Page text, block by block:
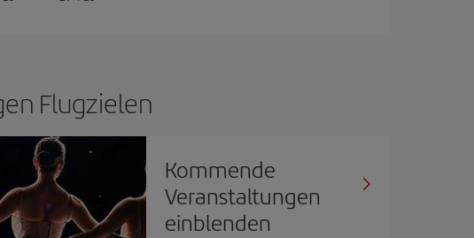
Flugzielen
Kommende
Veranstaltungen
einblenden